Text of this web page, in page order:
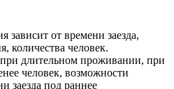
зависит от времени заезда,
количества человек.
длительном проживании, при
человек, возможности
заезда под раннее